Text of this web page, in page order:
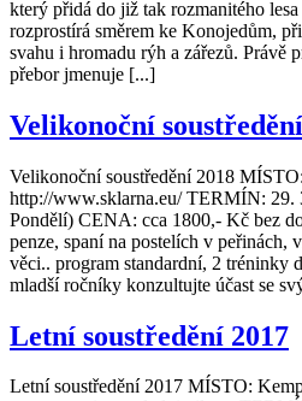
který přidá do již tak rozmanitého
rozprostírá směrem ke Konojedům,
svahu i hromadu rýh a zářezů. Právě
přebor jmenuje [...]
Velikonoční
Velikonoční soustředění 2018
http://www.sklarna.eu/ TERMÍN: 29.
Pondělí) CENA: cca 1800,- Kč bez
penze, spaní na postelích v peřinách,
věci.. program standardní, 2 tréninky
mladší ročníky konzultujte účast se
Letní soustředění 2017
Letní soustředění 2017 MÍSTO: